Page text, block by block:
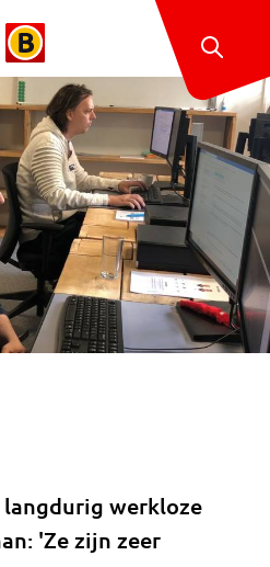
werkloze
'Ze zijn zeer